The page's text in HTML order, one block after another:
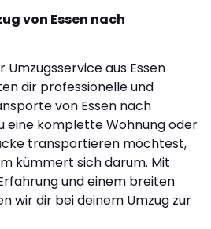
von Essen nach
Umzugsservice aus Essen
dir professionelle und
von Essen nach
eine komplette Wohnung oder
transportieren möchtest,
kümmert sich darum. Mit
und einem breiten
wir dir bei deinem Umzug zur